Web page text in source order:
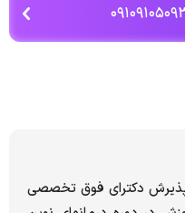
پذیرش دکترای فوق تخصصی